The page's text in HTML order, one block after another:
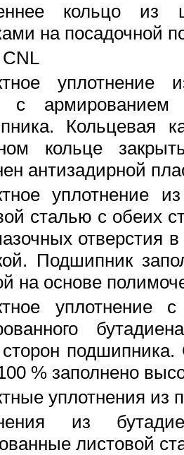
кольцо из
на посадочной
уплотнение
с
Кольцевая
кольце
антизадирной
уплотнение
сталью с обеих
отверстия
Подшипник
на основе
уплотнение
% заполнено
уплотнения из
из
листовой